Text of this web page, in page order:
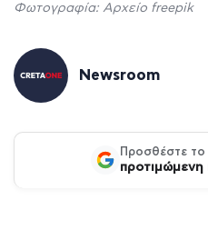
Φωτογραφία: Αρχείο freepik
Newsroom
Προσθέστε